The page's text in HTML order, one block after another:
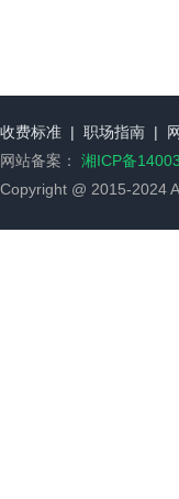
收费标准 | 职场指南 |
网站备案： 湘ICP备
Copyright @ 2015-2024